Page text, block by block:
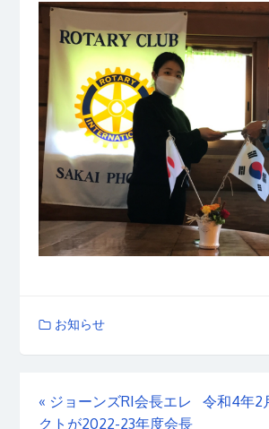
お知らせ
« ジョーンズRI会長エレ
クトが2022-23年度会長
令和4年2